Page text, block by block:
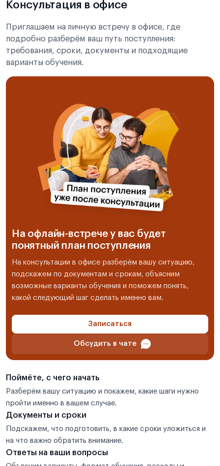
Консультация в офисе
Приглашаем на личную встречу в офисе, где
подробно разберём ваш путь поступления:
требования, сроки, документы и подходящие
варианты обучения.
На офлайн-встрече у вас будет
понятный план поступления
На консультации в офисе разберём вашу ситуацию,
подскажем по документам и срокам, объясним
возможные варианты обучения и поможем понять,
какой следующий шаг сделать именно вам.
Записаться
Обсудить в чате
Поймёте, с чего начать
Разберём вашу ситуацию и покажем, какие шаги нужно
пройти именно в вашем случае.
Документы и сроки
Подскажем, что подготовить, в какие сроки уложиться и
на что важно обратить внимание.
Ответы на ваши вопросы